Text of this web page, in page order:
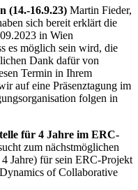
(14.-16.9.23) Martin Fieder,
sich bereit erklärt die
in Wien
es möglich sein wird, die
Dank dafür von
Termin in Ihrem
auf eine Präsenztagung im
folgen in
für 4 Jahre im ERC-
zum nächstmöglichen
Jahre) für sein ERC-Projekt
of Collaborative